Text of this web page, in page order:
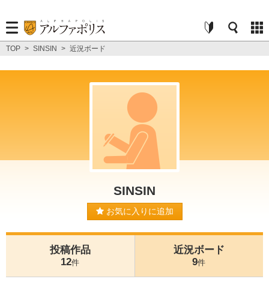
TOP > SINSIN > 近況ボード
SINSIN
お気に入りに追加
投稿作品
12件
近況ボード
9件